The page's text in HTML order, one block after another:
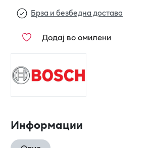
Брза и безбедна достава
Додај во омилени
Информации